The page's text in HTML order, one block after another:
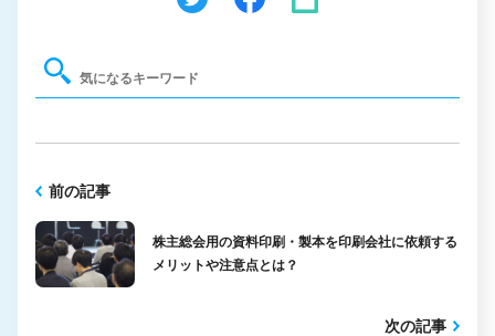
前の記事
株主総会用の資料印刷・製本を印刷会社に依頼する
メリットや注意点とは？
次の記事